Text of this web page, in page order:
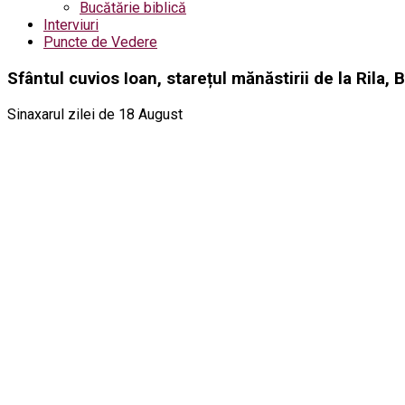
Bucătărie biblică
Interviuri
Puncte de Vedere
Sfântul cuvios Ioan, starețul mănăstirii de la Rila,
Sinaxarul zilei de 18 August